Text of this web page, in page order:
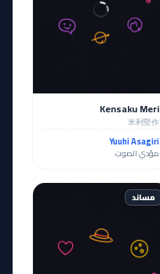
Kensaku Meri
米利堅作
Yuuhi Asagiri
مؤدي الصوت
مساند